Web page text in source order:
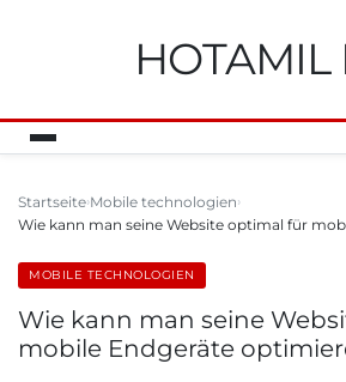
HOTAMIL
Startseite Mobile technologien
Wie kann man seine Website optimal für
MOBILE TECHNOLOGIEN
Wie kann man seine
mobile Endgeräte